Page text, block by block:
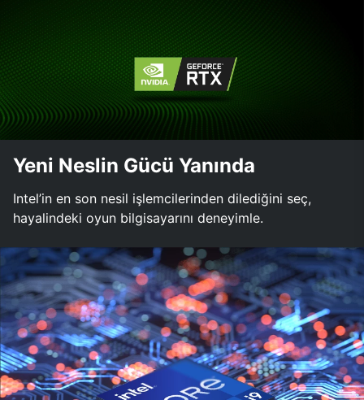
Yeni Neslin Gücü Yanında
Intel’in en son nesil işlemcilerinden dilediğini seç,
hayalindeki oyun bilgisayarını deneyimle.